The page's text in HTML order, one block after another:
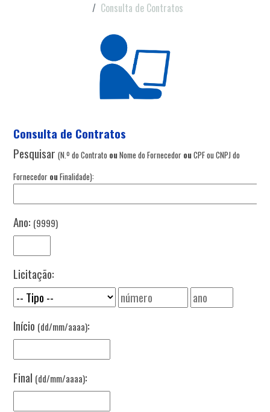
Consulta de Contratos
Consulta de Contratos
Pesquisar (N.º do Contrato ouNome do Fornecedor ouCPF ou CNPJ do
Fornecedor ouFinalidade):
Ano: (9999)
Licitação:
Início (dd/mm/aaaa):
Final (dd/mm/aaaa):